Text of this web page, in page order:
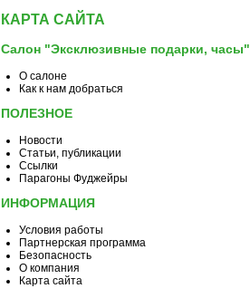
КАРТА САЙТА
Салон "Эксклюзивные подарки, часы"
О салоне
Как к нам добраться
ПОЛЕЗНОЕ
Новости
Статьи, публикации
Ссылки
Парагоны Фуджейры
ИНФОРМАЦИЯ
Условия работы
Партнерская программа
Безопасность
О компания
Карта сайта